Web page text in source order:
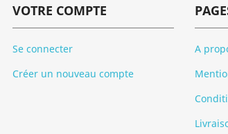
VOTRE COMPTE
Se connecter
Créer un nouveau compte
A